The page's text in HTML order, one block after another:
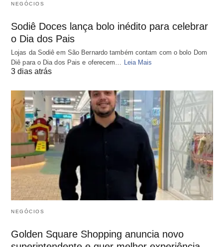
NEGÓCIOS
Sodiê Doces lança bolo inédito para celebrar
o Dia dos Pais
Lojas da Sodiê em São Bernardo também contam com o bolo Dom
Diê para o Dia dos Pais e oferecem… Leia Mais
3 dias atrás
NEGÓCIOS
Golden Square Shopping anuncia novo